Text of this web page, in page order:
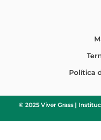
Política
© 2025 Viver Grass |